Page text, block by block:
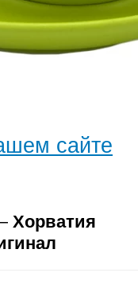
сайте
Хорватия